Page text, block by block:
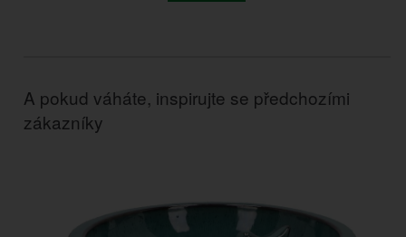
A pokud váháte, inspirujte se předchozími
zákazníky